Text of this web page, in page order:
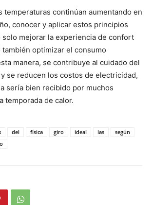
temperaturas continúan aumentando en
conocer y aplicar estos principios
mejorar la experiencia de confort
también optimizar el consumo
manera, se contribuye al cuidado del
se reducen los costos de electricidad,
sería bien recibido por muchos
temporada de calor.
del física giro ideal las
según